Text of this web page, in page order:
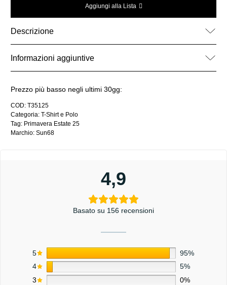
Aggiungi alla Lista
Descrizione
Informazioni aggiuntive
Prezzo più basso negli ultimi 30gg:
COD: T35125
Categoria: T-Shirt e Polo
Tag: Primavera Estate 25
Marchio: Sun68
4,9
Basato su 156 recensioni
5
95%
4
5%
3
0%